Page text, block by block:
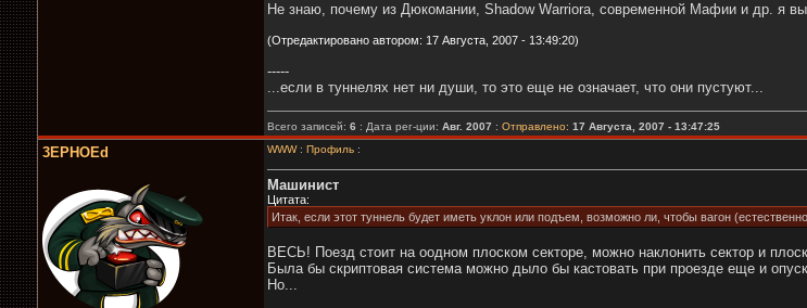
Не знаю, почему из Дюкомании, Shadow Warriorа, современной Мафии и др. я
(Отредактировано автором: 17 Августа, 2007 - 13:49:20)
-----
...если в туннелях нет ни души, то это еще не означает, что они пустуют...
Всего записей: 6 : Дата рег-ции: Авг. 2007 : Отправлено: 17 Августа, 2007 - 13:47:25
3EPHOEd WWW: Профиль :
Машинист
Цитата:
Итак, если этот туннель будет иметь уклон или подъем, возможно ли, чтобы вагон
ВЕСЬ! Поезд стоит на оодном плоском секторе, можно наклонить сектор и
Была бы скриптовая система можно дыло бы кастовать при проезде еще и
Но...